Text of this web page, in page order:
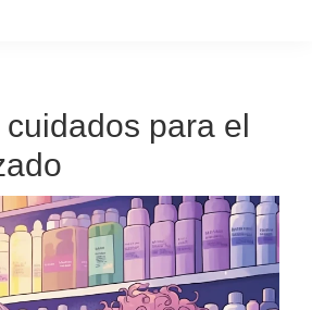
para el